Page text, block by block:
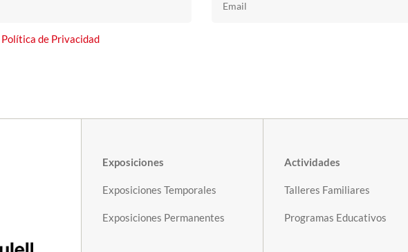
Política de Privacidad
Exposiciones
Exposiciones Temporales
Exposiciones Permanentes
Actividades
Talleres Familiares
Programas Educativos